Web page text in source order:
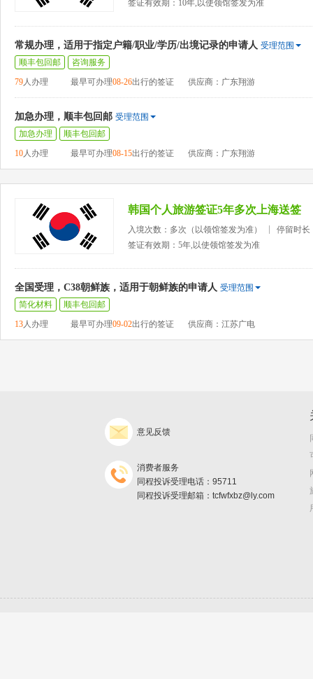
签证有效期：10年,以使领馆签发为准
常规办理，适用于指定户籍/职业/学历/出境记录的申请人 受理范围
顺丰包回邮
咨询服务
79人办理 最早可办理08-26出行的签证 供应商：广东翔游
加急办理，顺丰包回邮 受理范围
加急办理
顺丰包回邮
10人办理 最早可办理08-15出行的签证 供应商：广东翔游
韩国个人旅游签证5年多次上海送签
入境次数：多次（以领馆签发为准）
停留时长
签证有效期：5年,以使领馆签发为准
全国受理，C38朝鲜族，适用于朝鲜族的申请人 受理范围
简化材料
顺丰包回邮
13人办理 最早可办理09-02出行的签证 供应商：江苏广电
意见反馈
消费者服务
同程投诉受理电话：95711
同程投诉受理邮箱：tcfwfxbz@ly.com